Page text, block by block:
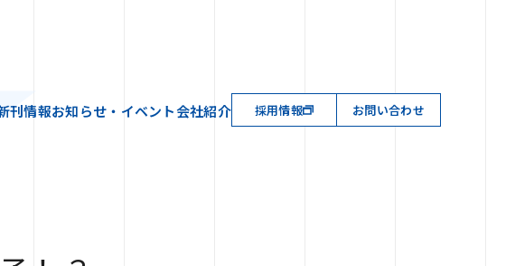
刊情報お知らせ・イベント会社紹介 採用情報 お問い合わせ